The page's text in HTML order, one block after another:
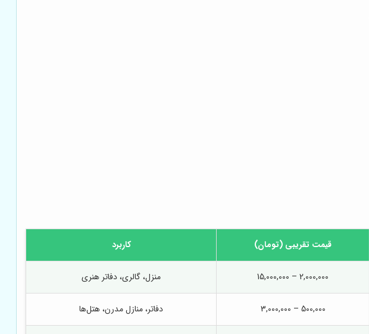
قیمت تقریبی (تومان) کاربرد
2,000,000 – 15,000,000 منزل، گالری، دفاتر هنری
500,000 – 3,000,000 دفاتر، منازل مدرن، هتل‌ها